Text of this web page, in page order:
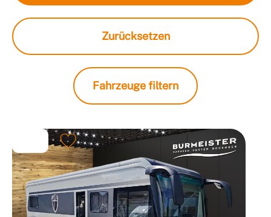
Zurücksetzen
Fahrzeuge filtern